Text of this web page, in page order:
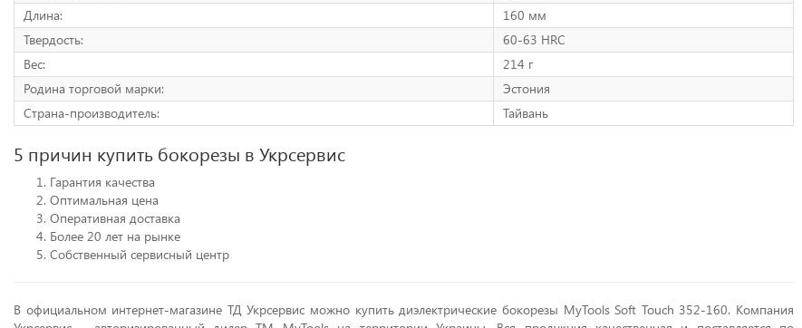
Длина:
160 мм
Твердость:
60-63 HRC
Вес:
214 г
Родина торговой марки:
Эстония
Страна-производитель:
Тайвань
5 причин купить бокорезы в Укрсервис
Гарантия качества
Оптимальная цена
Оперативная доставка
Более 20 лет на рынке
Собственный сервисный центр
В официальном интернет-магазине ТД Укрсервис можно купить диэлектрические бокорезы MyTools Soft Touch 352-160. Компания